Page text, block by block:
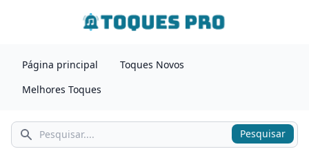
Página principal
Toques Novos
Melhores Toques
Pesquisar Pesquisar